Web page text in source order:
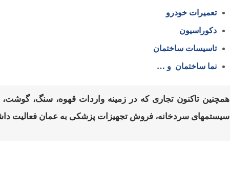
تعمیرات خودرو
دکوراسیون
تاسیسات ساختمان
نما ساختمان و …
همچنین تاکنون تجاری که در زمینه­ واردات قهوه، سنگ،
سیستم­های سردخانه، فروش تجهیزات پزشکی به عمان فعالیت